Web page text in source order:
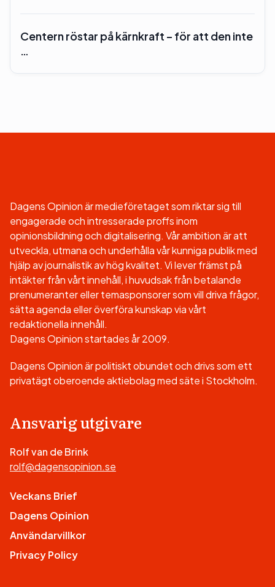
Centern röstar på kärnkraft – för att den inte
…
Dagens Opinion är medieföretaget som riktar sig till
engagerade och intresserade proffs inom
opinionsbildning och digitalisering. Vår ambition är att
utveckla, utmana och underhålla vår kunniga publik med
hjälp av journalistik av hög kvalitet. Vi lever främst på
intäkter från vårt innehåll, i huvudsak från betalande
prenumeranter eller temasponsorer som vill driva frågor,
sätta agenda eller överföra kunskap via vårt
redaktionella innehåll.
Dagens Opinion startades år 2009.
Dagens Opinion är politiskt obundet och drivs som ett
privatägt oberoende aktiebolag med säte i Stockholm.
Ansvarig utgivare
Rolf van de Brink
rolf@dagensopinion.se
Veckans Brief
Dagens Opinion
Användarvillkor
Privacy Policy